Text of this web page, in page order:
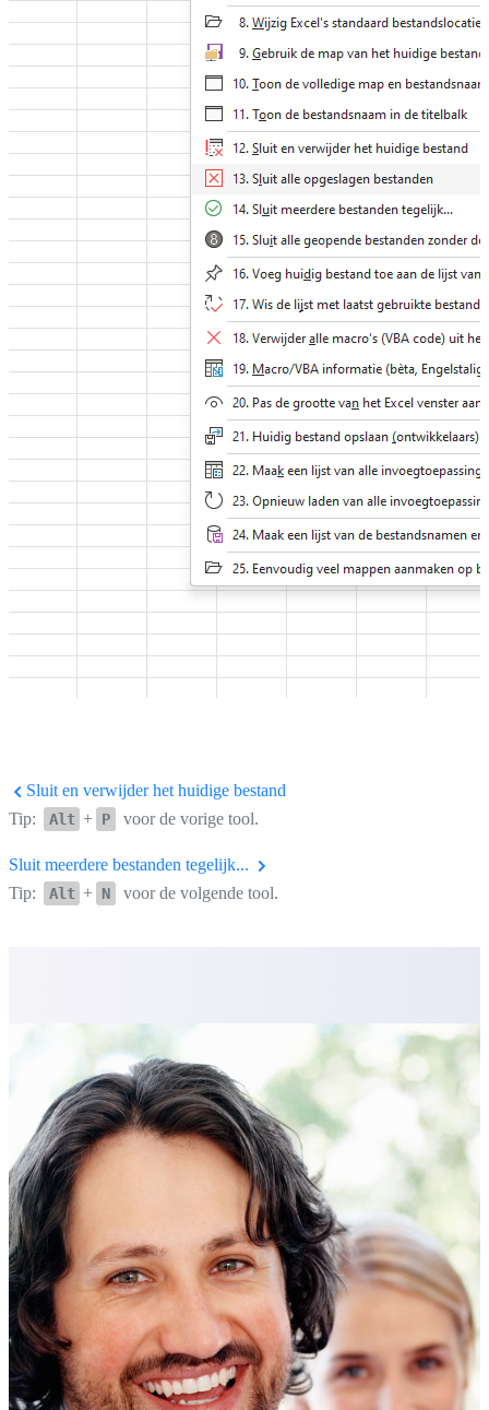
Sluit en verwijder het huidige bestand
Tip:
Alt + P voor de vorige tool.
Sluit meerdere bestanden tegelijk...
Tip:
Alt + N voor de volgende tool.